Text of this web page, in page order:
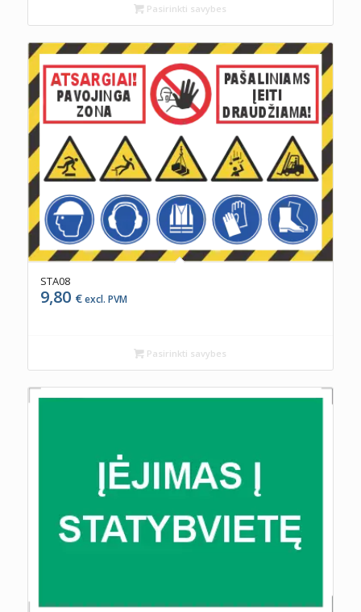
Pasirinkti savybes
STA08
9,80 €excl. PVM
Pasirinkti savybes